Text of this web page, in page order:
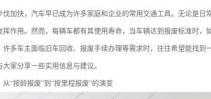
伐加快，汽车早已成为许多家庭和企业的常用交通工具。无论是
挥作用。然而，每辆车都有其使用寿命，当车辆达到报废标准时
许多车主面临旧车回收、报废手续办理等需求时，往往希望能找到
家分享一些实用信息与建议。
“按龄报废”到“按里程报废”的演变